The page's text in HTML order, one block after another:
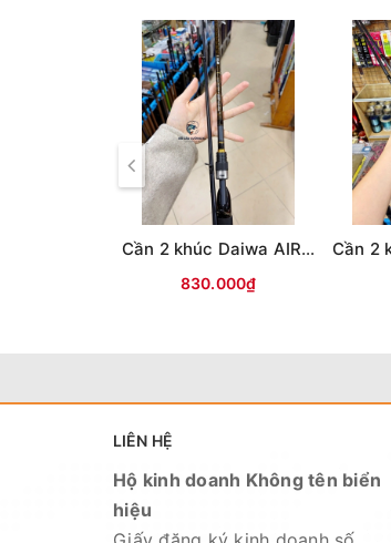
Cần 2 khúc Daiwa AIRX(Vân chéo nâu)
830.000₫
LIÊN HỆ
Hộ kinh doanh Không tên biển
hiệu